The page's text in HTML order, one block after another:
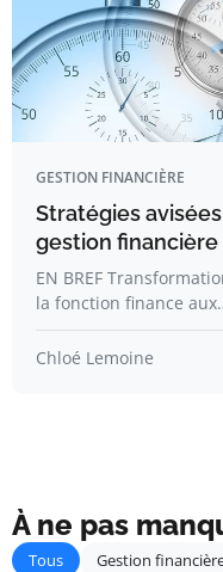
GESTION FINANCIÈRE
Stratégies
gestion financière
EN BREF
la fonction finance
Chloé Lemoine
À ne pas
Tous Gestion